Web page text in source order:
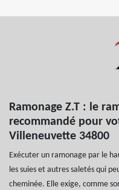
Ramonage Z.T : le
recommandé pour
Villeneuvette 34800
Exécuter un ramonage par le
les suies et autres saletés qui
cheminée. Elle exige, comme